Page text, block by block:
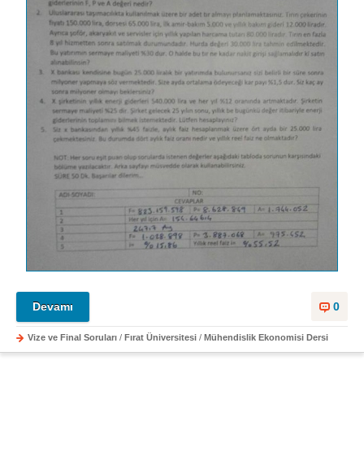
0
Devamı
Vize ve Final Soruları / Fırat Üniversitesi / Mühendislik Ekonomisi Dersi